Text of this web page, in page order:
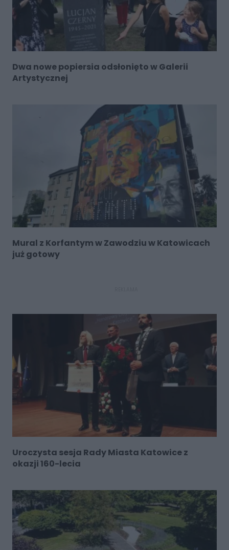
Dwa nowe popiersia odsłonięto w Galerii
Artystycznej
Mural z Korfantym w Zawodziu w Katowicach
już gotowy
Uroczysta sesja Rady Miasta Katowice z
okazji 160-lecia